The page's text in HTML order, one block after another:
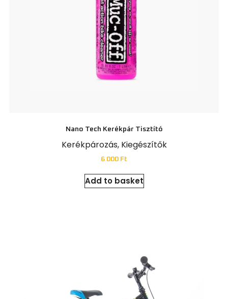
Nano Tech Kerékpár Tisztító
Kerékpározás, Kiegészítők
6 000 Ft
Add to basket